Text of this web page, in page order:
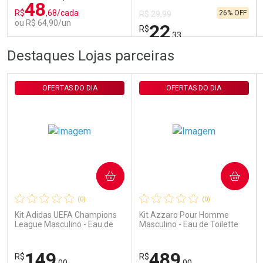
R$48,68/cada
ou R$ 64,90/un
FECHAR
Laboratório
Comprar sem Desconto
Por R$ 64,90/cada
FECHAR
Por Menos
Comprar sem Desconto
Por R$ 64,90/cada
R$ 29,99
R$22,33
26% OFF
Comprar sem Desconto
Por R$ 22,33/cada
Por Menos
Comprar sem Desconto
Por R$ 22,33/cada
Destaques Lojas parceiras
(0)
Kit Adidas UEFA Champions
League Masculino - Eau de
OFERTAS DO DIA
R$
COMPRAR
(0)
Kit Azzaro Pour Homme
Masculino - Eau de Toilette
OFERTAS DO DIA
R$
COMPRAR